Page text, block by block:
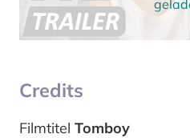
Credits
Filmtitel Tomboy